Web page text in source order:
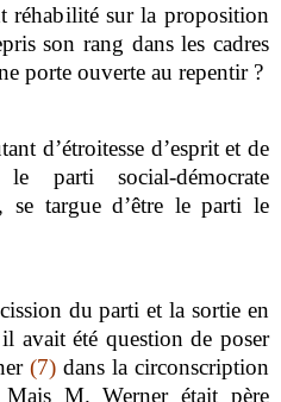
réhabilité sur la proposition
son rang dans les cadres
porte ouverte au repentir ?
d’étroitesse d’esprit et de
parti social-démocrate
se targue d’être le parti le
du parti et la sortie en
avait été question de poser
(7) dans la circonscription
Mais M. Werner était père